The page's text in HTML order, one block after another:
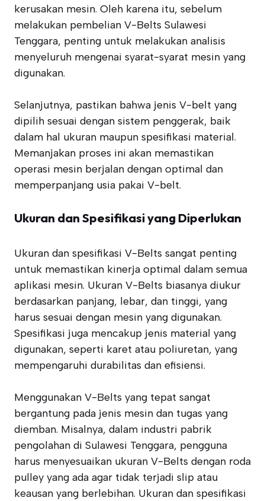
kerusakan mesin. Oleh karena itu, sebelum
melakukan pembelian V-Belts Sulawesi
Tenggara, penting untuk melakukan analisis
menyeluruh mengenai syarat-syarat mesin yang
digunakan.
Selanjutnya, pastikan bahwa jenis V-belt yang
dipilih sesuai dengan sistem penggerak, baik
dalam hal ukuran maupun spesifikasi material.
Memanjakan proses ini akan memastikan
operasi mesin berjalan dengan optimal dan
memperpanjang usia pakai V-belt.
Ukuran dan Spesifikasi yang Diperlukan
Ukuran dan spesifikasi V-Belts sangat penting
untuk memastikan kinerja optimal dalam semua
aplikasi mesin. Ukuran V-Belts biasanya diukur
berdasarkan panjang, lebar, dan tinggi, yang
harus sesuai dengan mesin yang digunakan.
Spesifikasi juga mencakup jenis material yang
digunakan, seperti karet atau poliuretan, yang
mempengaruhi durabilitas dan efisiensi.
Menggunakan V-Belts yang tepat sangat
bergantung pada jenis mesin dan tugas yang
diemban. Misalnya, dalam industri pabrik
pengolahan di Sulawesi Tenggara, pengguna
harus menyesuaikan ukuran V-Belts dengan roda
pulley yang ada agar tidak terjadi slip atau
keausan yang berlebihan. Ukuran dan spesifikasi